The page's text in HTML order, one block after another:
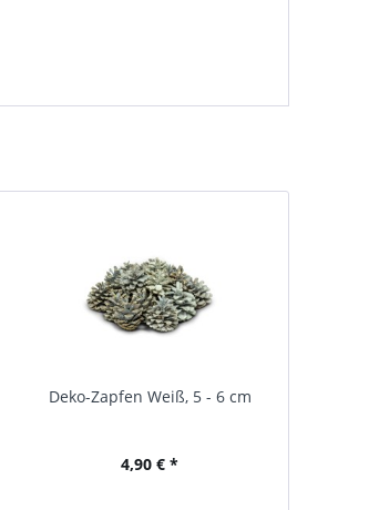
Deko-Zapfen Weiß, 5 - 6 cm
4,90 € *